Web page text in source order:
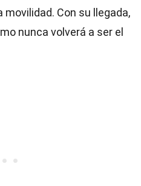
Con su llegada,
nunca volverá a ser el